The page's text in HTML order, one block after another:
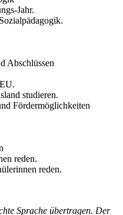
Jahr.
Abschlüssen
studieren.
Fördermöglichkeiten
reden.
reden.
Sprache übertragen. Der